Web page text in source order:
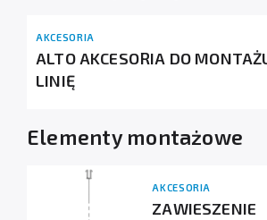
AKCESORIA
ALTO AKCESORIA DO
LINIĘ
Elementy montażowe
AKCESORIA
ZAWIESZENIE